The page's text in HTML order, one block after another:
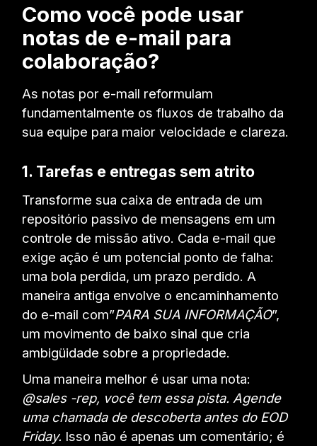
Como você pode usar
notas de e-mail para
colaboração?
As notas por e-mail reformulam
fundamentalmente os fluxos de trabalho da
sua equipe para maior velocidade e clareza.
1. Tarefas e entregas sem atrito
Transforme sua caixa de entrada de um
repositório passivo de mensagens em um
controle de missão ativo. Cada e-mail que
exige ação é um potencial ponto de falha:
uma bola perdida, um prazo perdido. A
maneira antiga envolve o encaminhamento
do e-mail com”PARA SUA INFORMAÇÃO”,
um movimento de baixo sinal que cria
ambigüidade sobre a propriedade.
Uma maneira melhor é usar uma nota:
@sales -rep, você tem essa pista. Agende
uma chamada de descoberta antes do EOD
Friday. Isso não é apenas um comentário; é